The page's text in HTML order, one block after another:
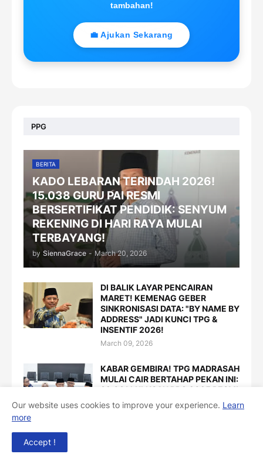
tambahan!
💼 Ajukan Sekarang
PPG
BERITA
KADO LEBARAN TERINDAH 2026!
15.038 GURU PAI RESMI
BERSERTIFIKAT PENDIDIK: SENYUM
REKENING DI HARI RAYA MULAI
TERBAYANG!
by SiennaGrace - March 20, 2026
DI BALIK LAYAR PENCAIRAN
MARET! KEMENAG GEBER
SINKRONISASI DATA: "BY NAME BY
ADDRESS" JADI KUNCI TPG &
INSENTIF 2026!
March 09, 2026
KABAR GEMBIRA! TPG MADRASAH
MULAI CAIR BERTAHAP PEKAN INI:
32.081 LULUSAN PPG 2025 RESMI
MASUK DAFTAR PENERIMA
SKAKPT TAHAP AWAL!
Our website uses cookies to improve your experience. Learn
more
Accept !